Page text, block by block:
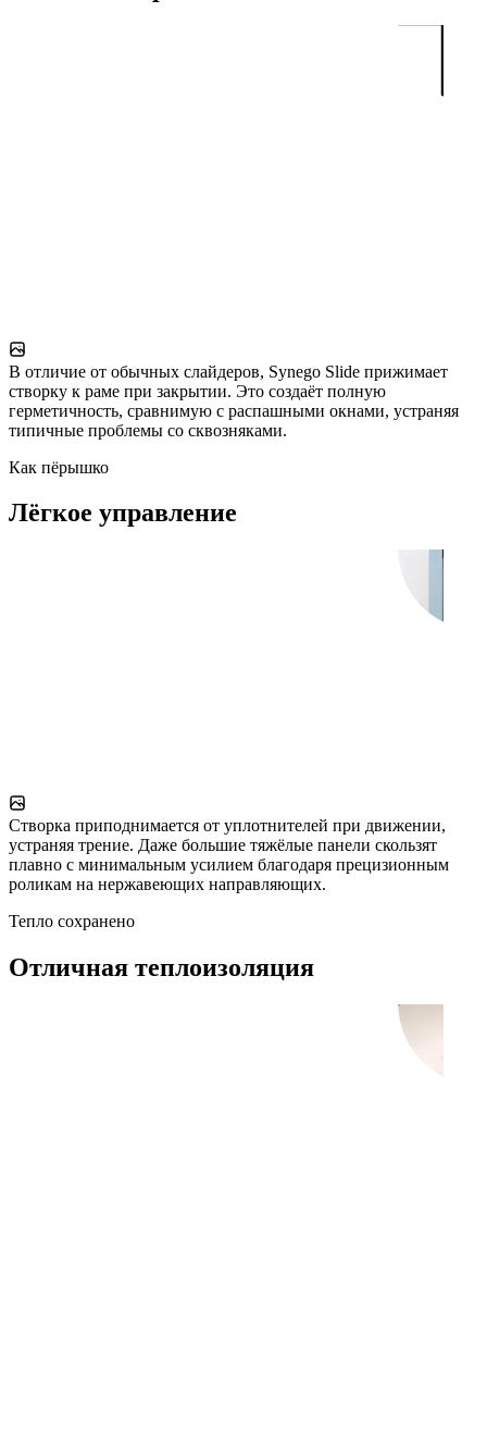
В отличие от обычных слайдеров, Synego Slide прижимает
створку к раме при закрытии. Это создаёт полную
герметичность, сравнимую с распашными окнами, устраняя
типичные проблемы со сквозняками.
Как пёрышко
Лёгкое управление
Створка приподнимается от уплотнителей при движении,
устраняя трение. Даже большие тяжёлые панели скользят
плавно с минимальным усилием благодаря прецизионным
роликам на нержавеющих направляющих.
Тепло сохранено
Отличная теплоизоляция